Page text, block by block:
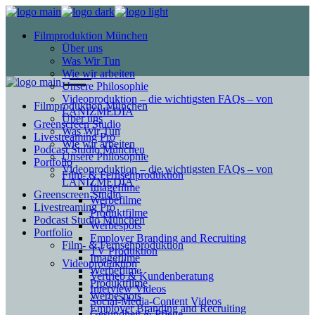
Filmproduktion München
Über uns
Was Wir Tun
Wie wir arbeiten
Unsere Philosophie
Videoproduktion – die wichtigsten FAQs – von
LANIZMEDIA
Greenscreen Studio
Livestreaming Pro
Podcast Studio München
Portfolio
Film- & Fernsehproduktion
Imagefilme
Werbefilme
Produktfilme
Werbespots
Employer Branding and Recruiting
TV Produktion
Videoproduktion
Vertrieb & Kundenberatung
Interview Videos
Social-Media-Content Videos
Filmproduktion München
Über uns
Was Wir Tun
Wie wir arbeiten
Unsere Philosophie
Videoproduktion – die wichtigsten FAQs – von
LANIZMEDIA
Greenscreen Studio
Livestreaming Pro
Podcast Studio München
Portfolio
Film- & Fernsehproduktion
Imagefilme
Werbefilme
Produktfilme
Werbespots
Employer Branding and Recruiting